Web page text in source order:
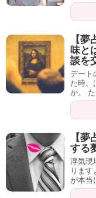
【
味と
談を
デート
た時、
か。
【
する
浮気現
ります
が本当